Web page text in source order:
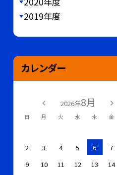
2019年度
カレンダー
2026年8月
日 月 火 水 木 金
2
3 4 5 6 7
9
10 11 12 13 14